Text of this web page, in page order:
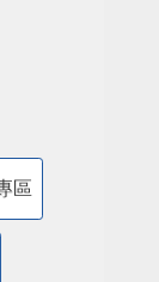
區